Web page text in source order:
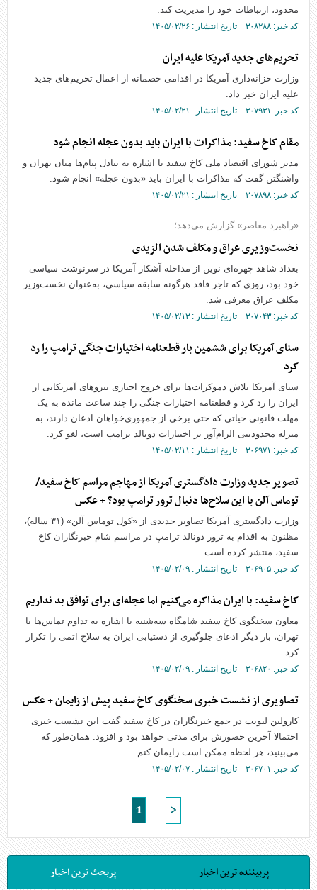
محدود، ارتباطات خود را مدیریت کند.
کد خبر: ۳۰۸۲۸۸ تاریخ انتشار : ۱۴۰۵/۰۲/۲۶
تحریم‌های جدید آمریکا علیه ایران
وزارت خزانه‌داری آمریکا در اقدامی خصمانه از اعمال تحریم‌های جدید
علیه ایران خبر داد.
کد خبر: ۳۰۷۹۳۱ تاریخ انتشار : ۱۴۰۵/۰۲/۲۱
مقام کاخ سفید: مذاکرات با ایران باید بدون عجله انجام شود
مدیر شورای اقتصاد ملی کاخ سفید با اشاره به تبادل پیام‌ها میان تهران و
واشنگتن گفت که مذاکرات با ایران باید «بدون عجله» انجام شود.
کد خبر: ۳۰۷۸۹۸ تاریخ انتشار : ۱۴۰۵/۰۲/۲۱
«راهبرد معاصر» گزارش می‌دهد؛
نخست‌وزیری عراق و مکلف شدن الزیدی
بغداد شاهد چهره‌ای نوین از مداخله آشکار آمریکا در سرنوشت سیاسی
خود بود، روزی که تاجر فاقد هرگونه سابقه سیاسی، به‌عنوان نخست‌وزیر
مکلف عراق معرفی شد.
کد خبر: ۳۰۷۰۴۳ تاریخ انتشار : ۱۴۰۵/۰۲/۱۳
سنای آمریکا برای ششمین بار قطعنامه اختیارات جنگی ترامپ را رد
کرد
سنای آمریکا تلاش دموکرات‌ها برای خروج اجباری نیروهای آمریکایی از
ایران را رد کرد و قطعنامه اختیارات جنگی را چند ساعت مانده به یک
مهلت قانونی حیاتی که حتی برخی از جمهوری‌خواهان اذعان دارند، به
منزله محدودیتی الزام‌آور بر اختیارات دونالد ترامپ است، لغو کرد.
کد خبر: ۳۰۶۹۷۱ تاریخ انتشار : ۱۴۰۵/۰۲/۱۱
تصویر جدید وزارت دادگستری آمریکا از مهاجم مراسم کاخ سفید/
توماس آلن با این سلاح‌ها دنبال ترور ترامپ بود؟ + عکس
وزارت دادگستری آمریکا تصاویر جدیدی از «کول توماس آلن» (۳۱ ساله)،
مظنون به اقدام به ترور دونالد ترامپ در مراسم شام خبرنگاران کاخ
سفید، منتشر کرده است.
کد خبر: ۳۰۶۹۰۵ تاریخ انتشار : ۱۴۰۵/۰۲/۰۹
کاخ سفید: با ایران مذاکره می‌کنیم اما عجله‌ای برای توافق بد نداریم
معاون سخنگوی کاخ سفید شامگاه سه‌شنبه با اشاره به تداوم تماس‌ها با
تهران، بار دیگر ادعای جلوگیری از دستیابی ایران به سلاح اتمی را تکرار
کرد.
کد خبر: ۳۰۶۸۲۰ تاریخ انتشار : ۱۴۰۵/۰۲/۰۹
تصاویری از نشست خبری سخنگوی کاخ سفید پیش از زایمان + عکس
کارولین لیویت در جمع خبرنگاران در کاخ سفید گفت این نشست خبری
احتمالا آخرین حضورش برای مدتی خواهد بود و افزود: همان‌طور که
می‌بینید، هر لحظه ممکن است زایمان کنم.
کد خبر: ۳۰۶۷۰۱ تاریخ انتشار : ۱۴۰۵/۰۲/۰۷
1 >
پربیننده ترین اخبار پربحث ترین اخبار